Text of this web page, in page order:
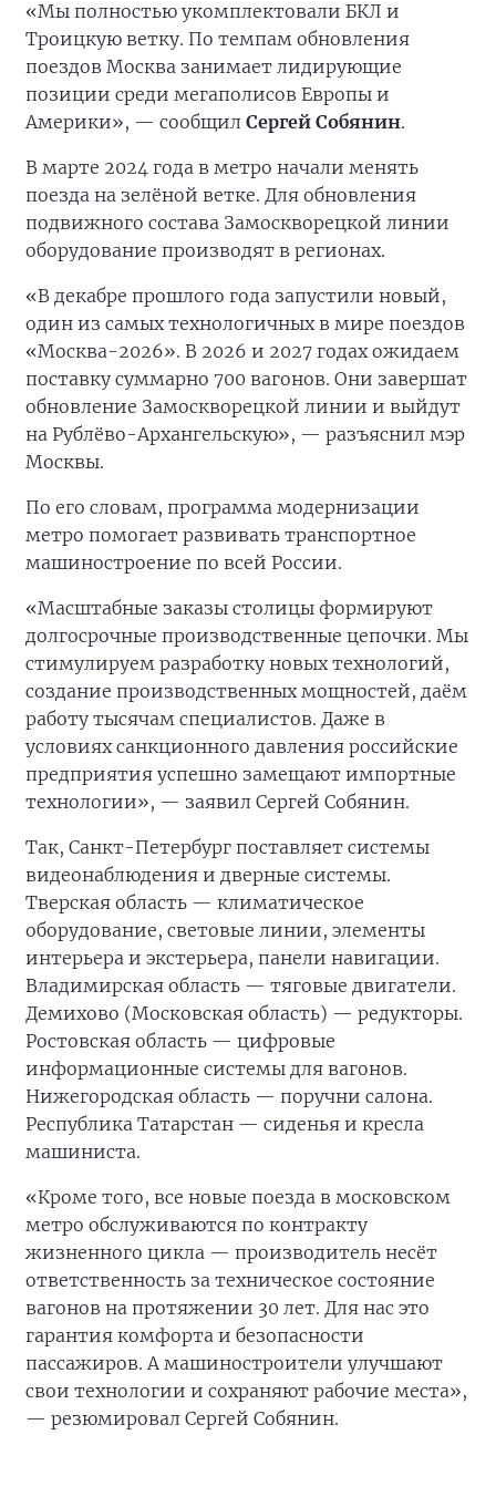
«Мы полностью укомплектовали БКЛ и
Троицкую ветку. По темпам обновления
поездов Москва занимает лидирующие
позиции среди мегаполисов Европы и
Америки», — сообщил Сергей Собянин.
В марте 2024 года в метро начали менять
поезда на зелёной ветке. Для обновления
подвижного состава Замоскворецкой линии
оборудование производят в регионах.
«В декабре прошлого года запустили новый,
один из самых технологичных в мире поездов
«Москва-2026». В 2026 и 2027 годах ожидаем
поставку суммарно 700 вагонов. Они завершат
обновление Замоскворецкой линии и выйдут
на Рублёво-Архангельскую», — разъяснил мэр
Москвы.
По его словам, программа модернизации
метро помогает развивать транспортное
машиностроение по всей России.
«Масштабные заказы столицы формируют
долгосрочные производственные цепочки. Мы
стимулируем разработку новых технологий,
создание производственных мощностей, даём
работу тысячам специалистов. Даже в
условиях санкционного давления российские
предприятия успешно замещают импортные
технологии», — заявил Сергей Собянин.
Так, Санкт-Петербург поставляет системы
видеонаблюдения и дверные системы.
Тверская область — климатическое
оборудование, световые линии, элементы
интерьера и экстерьера, панели навигации.
Владимирская область — тяговые двигатели.
Демихово (Московская область) — редукторы.
Ростовская область — цифровые
информационные системы для вагонов.
Нижегородская область — поручни салона.
Республика Татарстан — сиденья и кресла
машиниста.
«Кроме того, все новые поезда в московском
метро обслуживаются по контракту
жизненного цикла — производитель несёт
ответственность за техническое состояние
вагонов на протяжении 30 лет. Для нас это
гарантия комфорта и безопасности
пассажиров. А машиностроители улучшают
свои технологии и сохраняют рабочие места»,
— резюмировал Сергей Собянин.